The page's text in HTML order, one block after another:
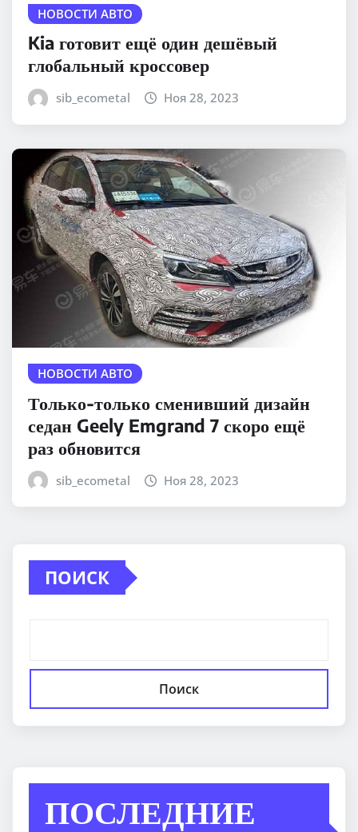
НОВОСТИ АВТО
Kia готовит ещё один дешёвый
глобальный кроссовер
sib_ecometal Ноя 28, 2023
НОВОСТИ АВТО
Только-только сменивший дизайн
седан Geely Emgrand 7 скоро ещё
раз обновится
sib_ecometal Ноя 28, 2023
ПОИСК
Поиск
ПОСЛЕДНИЕ